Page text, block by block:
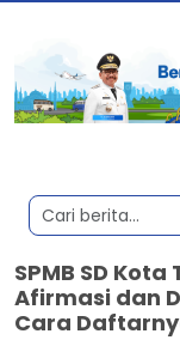
SPMB SD
Afirmasi dan
Cara